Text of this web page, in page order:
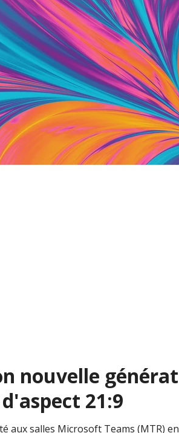
nouvelle
21:9
aux salles Microsoft Teams (MTR)